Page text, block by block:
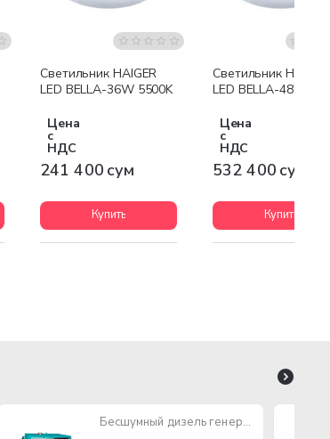
Светильник HAIGER
LED BELLA-36W 5500K
Цена
с
НДС
241 400 сум
Купить
Светильник HAIGER
LED BELLA-48W
Цена
с
НДС
532 400 сум
Купить
Бесшумный дизель генератор TOTAL TP250001